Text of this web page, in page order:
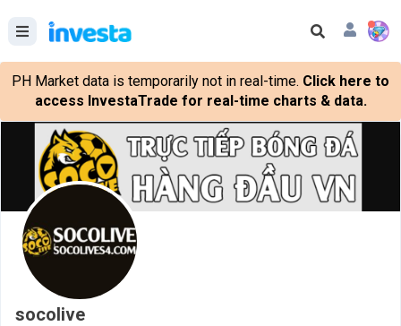
PH Market data is temporarily not in real-time. Click here to
access InvestaTrade for real-time charts & data.
socolive